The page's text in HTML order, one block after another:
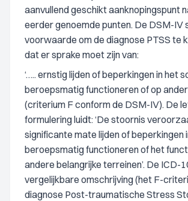
aanvullend geschikt aanknopingspunt
eerder genoemde punten. De DSM-IV
voorwaarde om de diagnose PTSS te
dat er sprake moet zijn van:
‘….. ernstig lijden of beperkingen in het
beroepsmatig functioneren of op
(criterium F conform de DSM-IV). De
formulering luidt: ‘De stoornis
significante mate lijden of beperkingen
beroepsmatig functioneren of het
andere belangrijke terreinen’. De ICD-
vergelijkbare omschrijving (het F-
diagnose Post-traumatische Stress